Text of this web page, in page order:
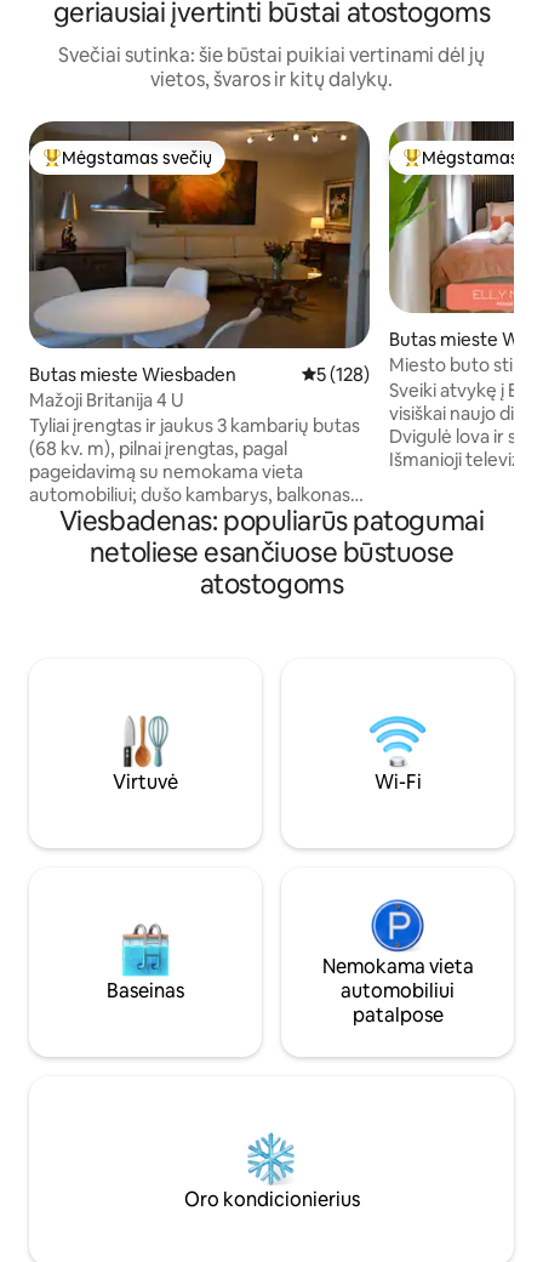
geriausiai įvertinti būstai atostogoms
Svečiai sutinka: šie būstai puikiai vertinami dėl jų
vietos, švaros ir kitų dalykų.
Svečių mėgstamiausias
Mėgstamas svečių
Butas mieste Wiesbaden Vidutinis įvertinimas: 5 iš 5,
5 (128)
Mažoji Britanija 4 U
Tyliai įrengtas ir jaukus 3 kambarių butas
(68 kv. m), pilnai įrengtas, pagal
pageidavimą su nemokama vieta
automobiliui; dušo kambarys, balkonas
(8 kv. m), 12 min. iki miesto centro,
autobusų jungtis, 200 m iki Rewe.
Šeimininkai gyvena atskirai tame
pačiame pastate, todėl su jais galima
stotelė; prekybos centras 200 m,
rezervuota automobilių stovėjimo
Svečių
Mėgstamas
Butas mieste
Miesto buto
Sveiki atvykę į
visiškai naujo
Dvigulė lova ir
Išmanioji
virtuvė jūsų
dizaino
atspalvių akimis
Viesbadenas: populiarūs patogumai
netoliese esančiuose būstuose
atostogoms
Virtuvė Wi-Fi
Baseinas
Nemokama vieta
automobiliui
patalpose
Oro kondicionierius